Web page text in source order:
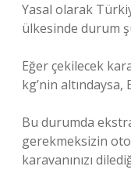
Yasal olarak
ülkesinde durum
Eğer çekilecek
kg’nin altındaysa,
Bu durumda
gerekmeksizin
karavanınızı